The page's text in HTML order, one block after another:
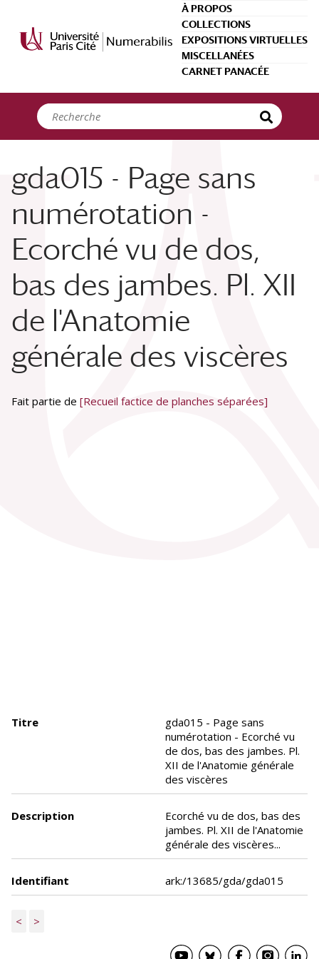
À PROPOS
COLLECTIONS
EXPOSITIONS VIRTUELLES
MISCELLANÉES
CARNET PANACÉE
gda015 - Page sans
numérotation -
Ecorché vu de dos,
bas des jambes. Pl. XII
de l'Anatomie
générale des viscères
Fait partie de [Recueil factice de planches séparées]
Titre
gda015 - Page sans
numérotation - Ecorché vu
de dos, bas des jambes. Pl.
XII de l'Anatomie générale
des viscères
Description
Ecorché vu de dos, bas des
jambes. Pl. XII de l'Anatomie
générale des viscères...
Identifiant ark:/13685/gda/gda015
< >